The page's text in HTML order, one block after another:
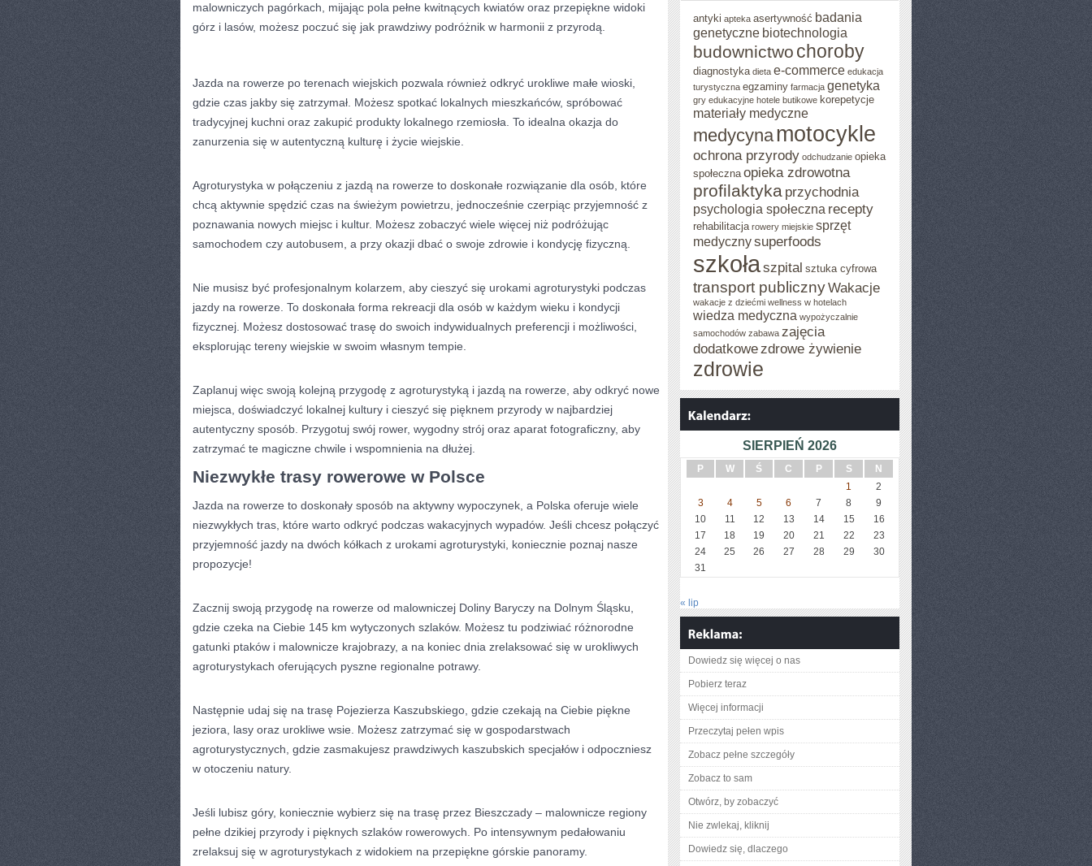
malowniczych pagórkach, ‌mijając pola pełne kwitnących kwiatów oraz przepiękne widoki‍
górz i lasów, możesz poczuć‌ się jak prawdziwy podróżnik ​w​ harmonii ⁢z przyrodą.
Jazda na rowerze po terenach​ wiejskich pozwala również odkryć urokliwe małe wioski,
gdzie ‌czas​ jakby się zatrzymał. Możesz spotkać lokalnych mieszkańców, spróbować
tradycyjnej kuchni‍ oraz‍ zakupić produkty lokalnego rzemiosła. To idealna okazja do
zanurzenia‌ się w autentyczną kulturę i życie wiejskie.
Agroturystyka w połączeniu z jazdą na rowerze‌ to ‌doskonałe rozwiązanie dla osób, które
chcą aktywnie spędzić czas ⁢na świeżym powietrzu, jednocześnie czerpiąc przyjemność z
poznawania nowych miejsc i kultur. Możesz zobaczyć ‌wiele więcej niż podróżując⁢
samochodem⁤ czy autobusem, a przy ‌okazji dbać o swoje zdrowie i kondycję fizyczną.
Nie musisz‌ być profesjonalnym kolarzem, aby cieszyć się urokami agroturystyki podczas
jazdy na‍ rowerze. To doskonała forma rekreacji dla osób w każdym wieku i kondycji
fizycznej. Możesz dostosować trasę do swoich indywidualnych preferencji i możliwości,
eksplorując tereny wiejskie ⁣w swoim własnym tempie.
Zaplanuj więc ‌swoją kolejną przygodę ‍z agroturystyką ⁤i ‌jazdą na rowerze, aby odkryć​ nowe
miejsca, ‌doświadczyć lokalnej kultury ‌i cieszyć się pięknem przyrody w najbardziej
autentyczny sposób. Przygotuj swój rower, wygodny‌ strój oraz ⁢aparat‍ fotograficzny, aby ​
zatrzymać te magiczne chwile i wspomnienia na dłużej.
Niezwykłe trasy rowerowe w Polsce
Jazda na rowerze to doskonały sposób na‌ aktywny wypoczynek, a Polska⁣ oferuje wiele
niezwykłych tras, które warto odkryć podczas wakacyjnych wypadów. Jeśli chcesz połączyć​
przyjemność jazdy ‌na dwóch kółkach z urokami agroturystyki, koniecznie poznaj nasze
propozycje!
Zacznij swoją przygodę na rowerze‍ od malowniczej Doliny Baryczy ‍na Dolnym Śląsku,
gdzie czeka na Ciebie 145 km wytyczonych szlaków. Możesz tu podziwiać różnorodne
gatunki ptaków i malownicze krajobrazy, a na koniec dnia zrelaksować się w urokliwych
agroturystykach ⁤oferujących pyszne regionalne potrawy.
Następnie udaj się na trasę Pojezierza Kaszubskiego, gdzie czekają na Ciebie‍ piękne
jeziora,‍ lasy oraz‍ urokliwe wsie. Możesz zatrzymać się w gospodarstwach
agroturystycznych, ⁣gdzie zasmakujesz prawdziwych‍ kaszubskich specjałów ​i odpoczniesz
w otoczeniu natury.
Jeśli lubisz góry,‌ koniecznie wybierz się na trasę przez Bieszczady – malownicze regiony
pełne dzikiej przyrody i pięknych szlaków⁢ rowerowych.⁣ Po intensywnym pedałowaniu
zrelaksuj się w agroturystykach z widokiem na przepiękne górskie panoramy.
antyki apteka asertywność badania
genetyczne biotechnologia
budownictwo choroby
diagnostyka dieta e-commerce edukacja
turystyczna egzaminy farmacja genetyka
gry edukacyjne hotele butikowe korepetycje
materiały medyczne
medycynamotocykle
ochrona przyrody odchudzanie opieka
społeczna opieka zdrowotna
profilaktyka przychodnia
psychologia społeczna recepty
rehabilitacja rowery miejskie sprzęt
medycznysuperfoods
szkołaszpital sztuka cyfrowa
transport publicznyWakacje
wakacje z dziećmi wellness w hotelach
wiedza medyczna wypożyczalnie
samochodów zabawa zajęcia
dodatkowezdrowe żywienie
zdrowie
SIERPIEŃ 2026
P W Ś C P S
N
1
2
3
4 5 6 7 8
9
10
11 12 13 14 15
16
17
18 19 20 21 22
23
24
25 26 27 28 29
30
31
« lip
Dowiedz się więcej o nas
Pobierz teraz
Więcej informacji
Przeczytaj pełen wpis
Zobacz pełne szczegóły
Zobacz to sam
Otwórz, by zobaczyć
Nie zwlekaj, kliknij
Dowiedz się, dlaczego